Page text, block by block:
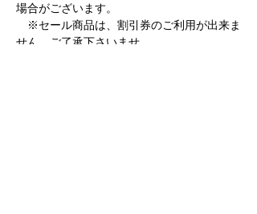
場合がございます。
※セール商品は、割引券のご利用が出来ま
せん。ご了承下さいませ。